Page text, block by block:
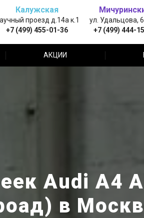
Калужская
проезд д.14а к.1
+7 (499) 455-01-36
ул. Удальцова,
+7 (499) 444-
АКЦИИ
Audi A4
в